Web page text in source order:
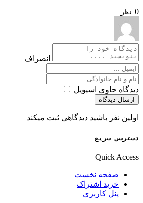
0 نظر
انصراف
دیدگاه حاوی اسپویل
ارسال دیدگاه
اولین نفر باشید دیدگاهی ثبت میکند
دسترسی سریع
Quick Access
صفحه نخست
خرید اشتراک
پنل کاربری